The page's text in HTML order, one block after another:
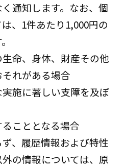
通知します。なお、個
、1件あたり1,000円の
命、身体、財産その他
れがある場合
施に著しい支障を及ぼ
こととなる場合
、履歴情報および特性
の情報については、原